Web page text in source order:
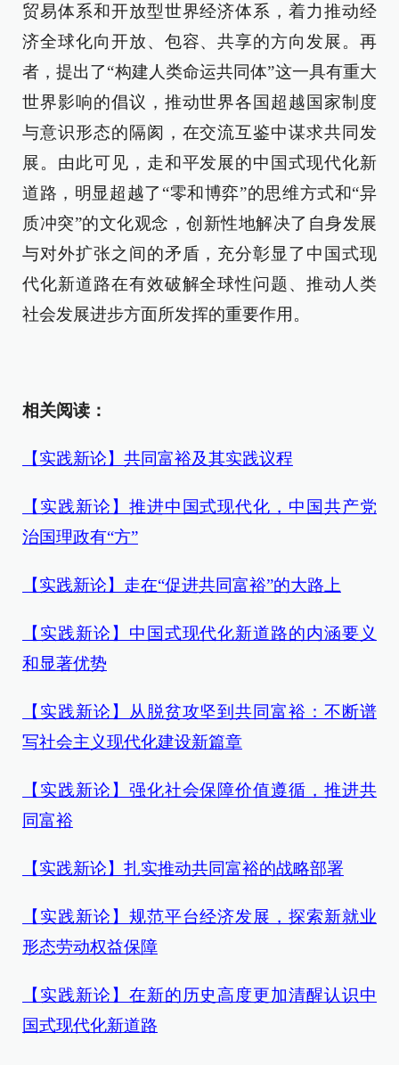
贸易体系和开放型世界经济体系，着力推动经
济全球化向开放、包容、共享的方向发展。再
者，提出了“构建人类命运共同体”这一具有重大
世界影响的倡议，推动世界各国超越国家制度
与意识形态的隔阂，在交流互鉴中谋求共同发
展。由此可见，走和平发展的中国式现代化新
道路，明显超越了“零和博弈”的思维方式和“异
质冲突”的文化观念，创新性地解决了自身发展
与对外扩张之间的矛盾，充分彰显了中国式现
代化新道路在有效破解全球性问题、推动人类
社会发展进步方面所发挥的重要作用。
相关阅读：
【实践新论】共同富裕及其实践议程
【实践新论】推进中国式现代化，中国共产党
治国理政有“方”
【实践新论】走在“促进共同富裕”的大路上
【实践新论】中国式现代化新道路的内涵要义
和显著优势
【实践新论】从脱贫攻坚到共同富裕：不断谱
写社会主义现代化建设新篇章
【实践新论】强化社会保障价值遵循，推进共
同富裕
【实践新论】扎实推动共同富裕的战略部署
【实践新论】规范平台经济发展，探索新就业
形态劳动权益保障
【实践新论】在新的历史高度更加清醒认识中
国式现代化新道路